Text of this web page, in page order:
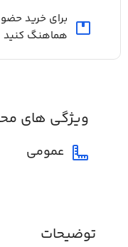
برای خرید
هماهنگ کنید
توضیحات
ویژگی های
عمومی